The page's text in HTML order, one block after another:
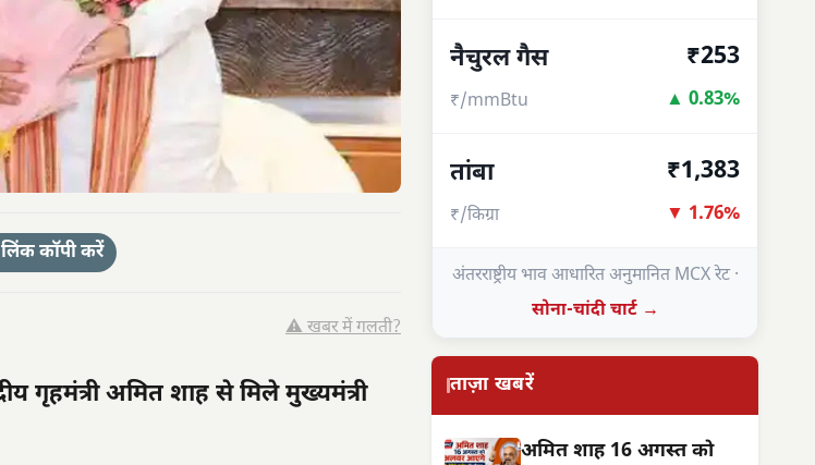
लिंक कॉपी करें
⚠️ खबर में गलती?
गृहमंत्री अमित शाह से मिले मुख्यमंत्री
नैचुरल गैस
₹/mmBtu
₹253
▲ 0.83%
तांबा
₹/किग्रा
₹1,383
▼ 1.76%
अंतरराष्ट्रीय भाव आधारित अनुमानित MCX रेट ·
सोना-चांदी चार्ट →
ताज़ा खबरें
अमित शाह 16 अगस्त को